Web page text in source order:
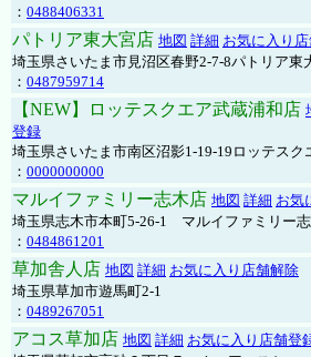
： 0488406331
パトリア東大宮店 地図 詳細 お気に入り
埼玉県さいたま市見沼区春野2-7-8パトリア東
： 0487959714
【NEW】ロッテスクエア武蔵浦和店
登録
埼玉県さいたま市南区沼影1-19-19ロッテスク
： 0000000000
マルイファミリー志木店 地図 詳細 お気
埼玉県志木市本町5-26-1 マルイファミリー
： 0484861201
草加舎人店 地図 詳細 お気に入り店舗解除
埼玉県草加市遊馬町2-1
： 0489267051
アコス草加店 地図 詳細 お気に入り店舗登